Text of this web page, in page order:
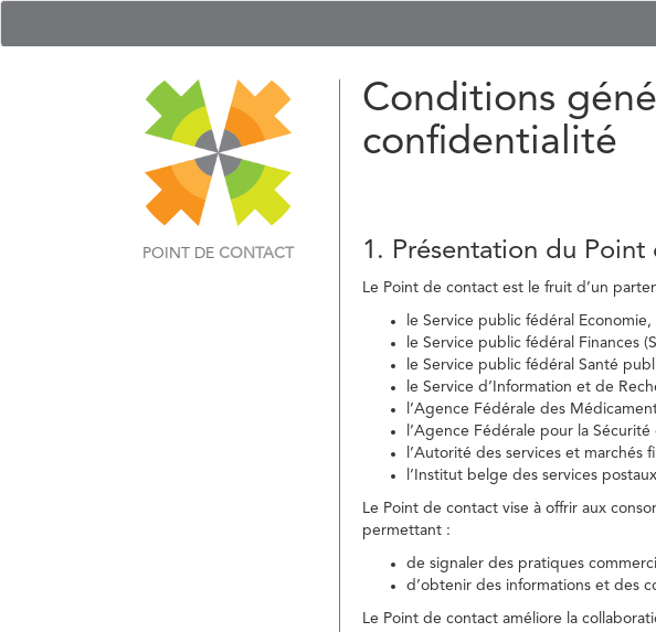
POINT DE CONTACT
Conditions
confidentialité
1. Présentation du
Le Point de contact est le fruit d’un
le Service public fédéral
le Service public fédéral Finances
le Service public fédéral Santé
le Service d’Information et de
l’Agence Fédérale des
l’Agence Fédérale pour la
l’Autorité des services et marchés
l’Institut belge des services
Le Point de contact vise à offrir aux
permettant :
de signaler des pratiques
d’obtenir des informations et des
Le Point de contact améliore la